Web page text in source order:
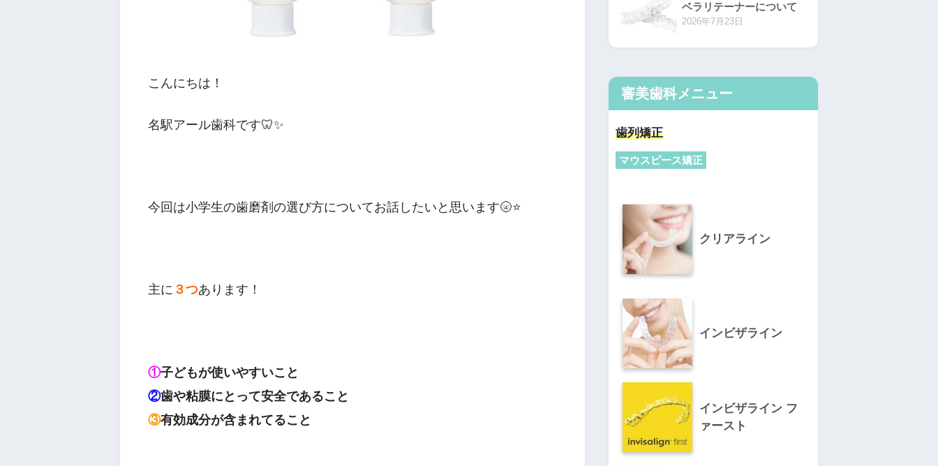
こんにちは！
名駅アール歯科です🦷✨
今回は小学生の歯磨剤の選び方についてお話したいと思います🌝⭐
主に ３つあります！
①子どもが使いやすいこと
②歯や粘膜にとって安全であること
③有効成分が含まれてること
ベラリテーナーについて
2026年7月23日
審美歯科メニュー
歯列矯正
マウスピース矯正
クリアライン
インビザライン
インビザライン フ
ァースト